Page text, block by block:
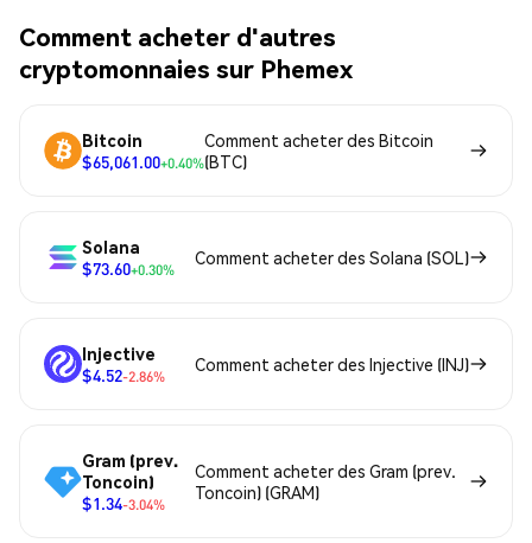
Comment acheter d'autres
cryptomonnaies sur Phemex
Bitcoin
$65,061.00+0.40%
Comment acheter des Bitcoin
(BTC)
Solana
$73.60+0.30%
Comment acheter des Solana (SOL)
Injective
$4.52-2.86%
Comment acheter des Injective (INJ)
Gram (prev.
Toncoin)
$1.34-3.04%
Comment acheter des Gram (prev.
Toncoin) (GRAM)